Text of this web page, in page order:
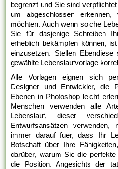
begrenzt und Sie sind
um abgeschlossen erkennen,
möchten. Auch wenn solche
Sie für dasjenige Schreiben
erheblich bekämpfen können,
einzusetzen. Stellen
gewählte Lebenslaufvorlage
Alle Vorlagen eignen sich
Designer und Entwickler, die
Ebenen in Photoshop leicht
Menschen verwenden alle
Lebenslauf, dieser
Entwurfsansätzen
immer darauf fuer, dass Ihr
Botschaft über Ihre
darüber, warum Sie die
die Position. Angesichts der